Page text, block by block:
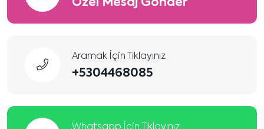
Özel Mesaj Gönder
Aramak İçin Tıklayınız
+5304468085